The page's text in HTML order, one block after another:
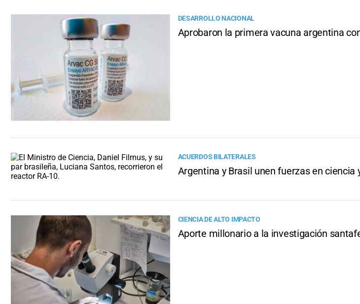
DESARROLLO NACIONAL
Aprobaron la primera vacuna argentina
ACUERDOS BILATERALES
Argentina y Brasil unen fuerzas en ciencia
CIENCIA DE ALTO IMPACTO
Aporte millonario a la investigación